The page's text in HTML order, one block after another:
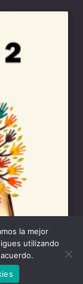
la mejor
utilizando